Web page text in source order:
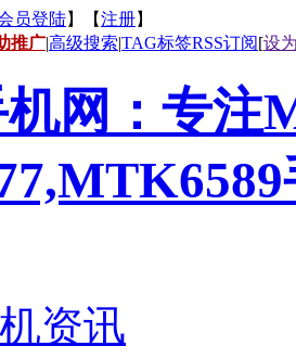
员登陆】【注册】
推广|高级搜索|TAG标签RSS订阅[设
资讯